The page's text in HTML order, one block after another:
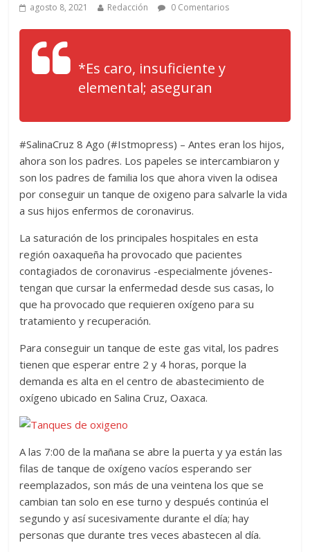
agosto 8, 2021 Redacción 0 Comentarios
*Es caro, insuficiente y
elemental; aseguran
#SalinaCruz 8 Ago (#Istmopress) – Antes eran los hijos,
ahora son los padres. Los papeles se intercambiaron y
son los padres de familia los que ahora viven la odisea
por conseguir un tanque de oxigeno para salvarle la vida
a sus hijos enfermos de coronavirus.
La saturación de los principales hospitales en esta
región oaxaqueña ha provocado que pacientes
contagiados de coronavirus -especialmente jóvenes-
tengan que cursar la enfermedad desde sus casas, lo
que ha provocado que requieren oxígeno para su
tratamiento y recuperación.
Para conseguir un tanque de este gas vital, los padres
tienen que esperar entre 2 y 4 horas, porque la
demanda es alta en el centro de abastecimiento de
oxígeno ubicado en Salina Cruz, Oaxaca.
A las 7:00 de la mañana se abre la puerta y ya están las
filas de tanque de oxígeno vacíos esperando ser
reemplazados, son más de una veintena los que se
cambian tan solo en ese turno y después continúa el
segundo y así sucesivamente durante el día; hay
personas que durante tres veces abastecen al día.